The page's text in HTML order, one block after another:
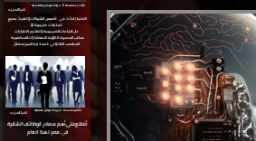
اقرا المزيد
الأكثر مشاهدة ⇵ جريدة الوطن العالمية
الاختيار الرائدفي تأسيس الشركات وتنفيذ جميع
تعديلات ضريبية او
حل النزاعات الضريبيبة وتقديم الاقرارات
مكتب المصرية الدوليةللاستشارات المحاسبية
المحاسب القانوني : احمد ابراهيم رمضان
اقرا المزيد الأكثر مشاهدة ⇵ جريدة الوطن العالمية
أتطلع على أهم مصادر الوظائف الشاغرة
في مصر لهذا العام